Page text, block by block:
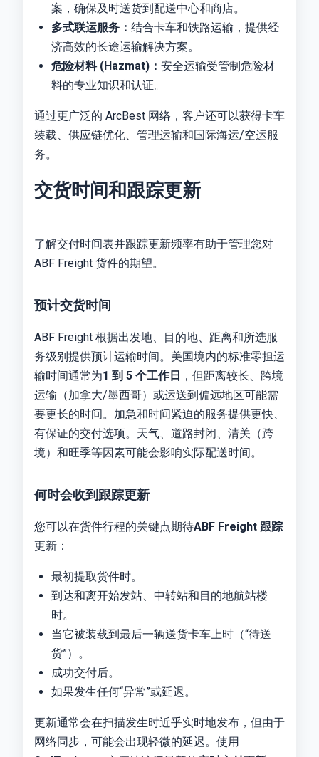
案，确保及时送货到配送中心和商店。
多式联运服务： 结合卡车和铁路运输，提供经
济高效的长途运输解决方案。
危险材料 (Hazmat)： 安全运输受管制危险材
料的专业知识和认证。
通过更广泛的 ArcBest 网络，客户还可以获得卡车
装载、供应链优化、管理运输和国际海运/空运服
务。
交货时间和跟踪更新
了解交付时间表并跟踪更新频率有助于管理您对
ABF Freight 货件的期望。
预计交货时间
ABF Freight 根据出发地、目的地、距离和所选服
务级别提供预计运输时间。美国境内的标准零担运
输时间通常为1 到 5 个工作日 ，但距离较长、跨境
运输（加拿大/墨西哥）或运送到偏远地区可能需
要更长的时间。加急和时间紧迫的服务提供更快、
有保证的交付选项。天气、道路封闭、清关（跨
境）和旺季等因素可能会影响实际配送时间。
何时会收到跟踪更新
您可以在货件行程的关键点期待ABF Freight 跟踪
更新：
最初提取货件时。
到达和离开始发站、中转站和目的地航站楼
时。
当它被装载到最后一辆送货卡车上时（“待送
货”）。
成功交付后。
如果发生任何“异常”或延迟。
更新通常会在扫描发生时近乎实时地发布，但由于
网络同步，可能会出现轻微的延迟。使用